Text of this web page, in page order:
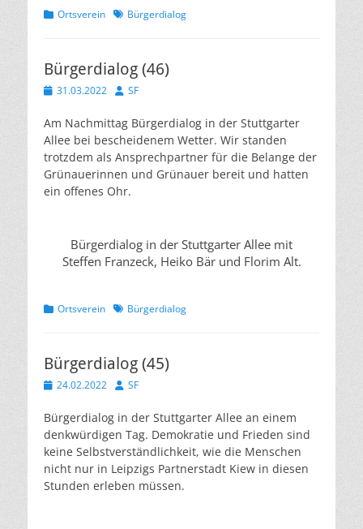
Kategorien
Ortsverein Schlagworte
Bürgerdialog
Bürgerdialog (46)
Veröffentlicht
31.03.2022 Autor
SF
Am Nachmittag Bürgerdialog in der Stuttgarter
Allee bei bescheidenem Wetter. Wir standen
trotzdem als Ansprechpartner für die Belange der
Grünauerinnen und Grünauer bereit und hatten
ein offenes Ohr.
Bürgerdialog in der Stuttgarter Allee mit
Steffen Franzeck, Heiko Bär und Florim Alt.
Kategorien
Ortsverein Schlagworte
Bürgerdialog
Bürgerdialog (45)
Veröffentlicht
24.02.2022 Autor
SF
Bürgerdialog in der Stuttgarter Allee an einem
denkwürdigen Tag. Demokratie und Frieden sind
keine Selbstverständlichkeit, wie die Menschen
nicht nur in Leipzigs Partnerstadt Kiew in diesen
Stunden erleben müssen.